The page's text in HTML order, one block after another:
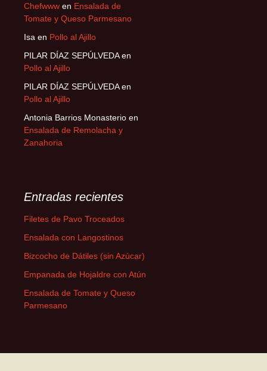
Chefwww en Ensalada de
Tomate y Queso Parmesano
Isa en Pollo al Ajillo
PILAR DÍAZ SEPÚLVEDAen
Pollo al Ajillo
PILAR DÍAZ SEPÚLVEDAen
Pollo al Ajillo
Antonia Barrios Monasterio en
Ensalada de Remolacha y
Zanahoria
Entradas recientes
Filetes de Pavo Troceados
Ensalada con Langostinos
Bizcocho de Dátiles (sin Azúcar)
Empanada de Hojaldre con Atún
Ensalada de Tomate y Queso
Parmesano